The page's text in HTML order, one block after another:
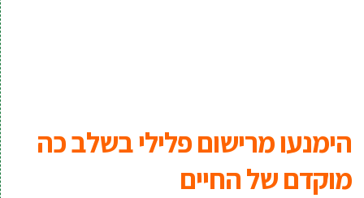
הימנעו מרישום פלילי בשלב כה
מוקדם של החיים